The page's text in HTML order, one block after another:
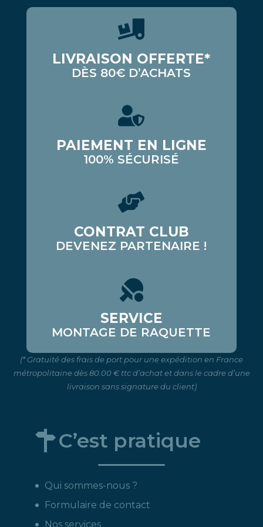
LIVRAISON OFFERTE*
DÈS 80€ D’ACHATS
PAIEMENT EN LIGNE
100% SÉCURISÉ
CONTRAT CLUB
DEVENEZ PARTENAIRE !
SERVICE
MONTAGE DE RAQUETTE
(* Gratuité des frais de port pour une expédition en France
métropolitaine dès 80.00 € ttc d’achat et dans le cadre d’une
livraison sans signature du client)
C’est pratique
Qui sommes-nous ?
Formulaire de contact
Nos services